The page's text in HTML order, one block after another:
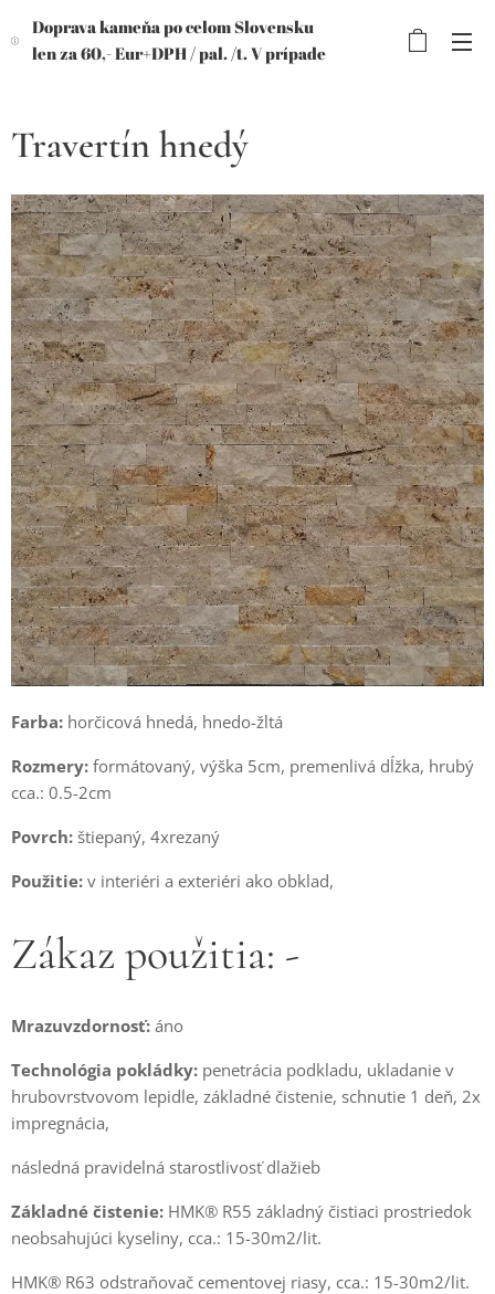
Doprava kameňa po celom Slovensku
len za 60,- Eur+DPH /pal. /t. V prípade
Travertín hnedý
Farba: horčicová hnedá, hnedo-žltá
Rozmery: formátovaný, výška 5cm, premenlivá dĺžka, hrubý
cca.: 0.5-2cm
Povrch: štiepaný, 4xrezaný
Použitie: v interiéri a exteriéri ako obklad,
Zákaz použitia: -
Mrazuvzdornosť: áno
Technológia pokládky: penetrácia podkladu, ukladanie v
hrubovrstvovom lepidle, základné čistenie, schnutie 1 deň, 2x
impregnácia,
následná pravidelná starostlivosť dlažieb
Základné čistenie: HMK® R55 základný čistiaci prostriedok
neobsahujúci kyseliny, cca.: 15-30m2/lit.
HMK® R63 odstraňovač cementovej riasy, cca.: 15-30m2/lit.